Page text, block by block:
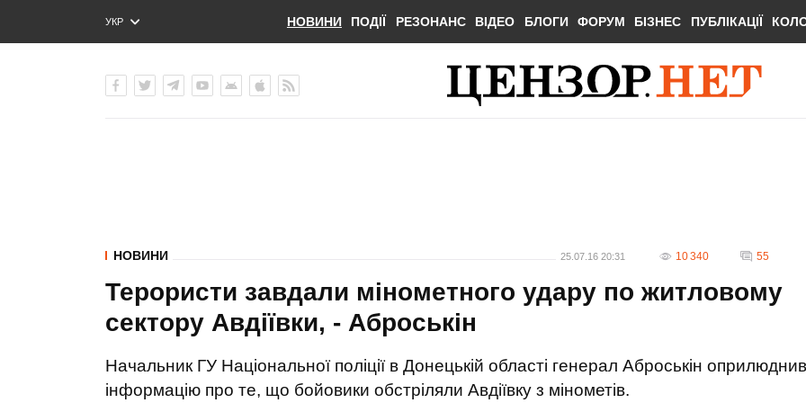
УКР
ENG
НОВИНИ ПОДІЇ РЕЗОНАНС ВІДЕО БЛОГИ ФОРУМ БІЗНЕС ПУБЛІКАЦІЇ
НОВИНИ 25.07.16 20:31 10 340 55
Терористи завдали мінометного удару по житловому
сектору Авдіївки, - Аброськін
Начальник ГУ Національної поліції в Донецькій області генерал Аброськін оприлюднив
інформацію про те, що бойовики обстріляли Авдіївку з мінометів.